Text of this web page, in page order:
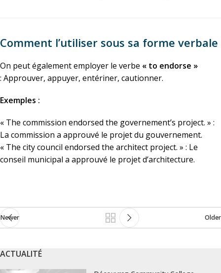
Comment l’utiliser sous sa forme verbale
On peut également employer le verbe « to endorse »
: Approuver, appuyer, entériner, cautionner.
Exemples :
« The commission endorsed the governement’s project. » :
La commission a approuvé le projet du gouvernement.
« The city council endorsed the architect project. » : Le
conseil municipal a approuvé le projet d’architecture.
Newer Older
ACTUALITÉ